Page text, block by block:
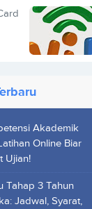
Akademik
Online Biar
Ujian!
Tahap 3 Tahun
Jadwal, Syarat,